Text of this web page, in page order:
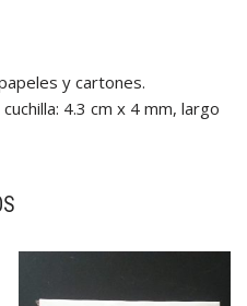
y cartones.
4.3 cm x 4 mm, largo